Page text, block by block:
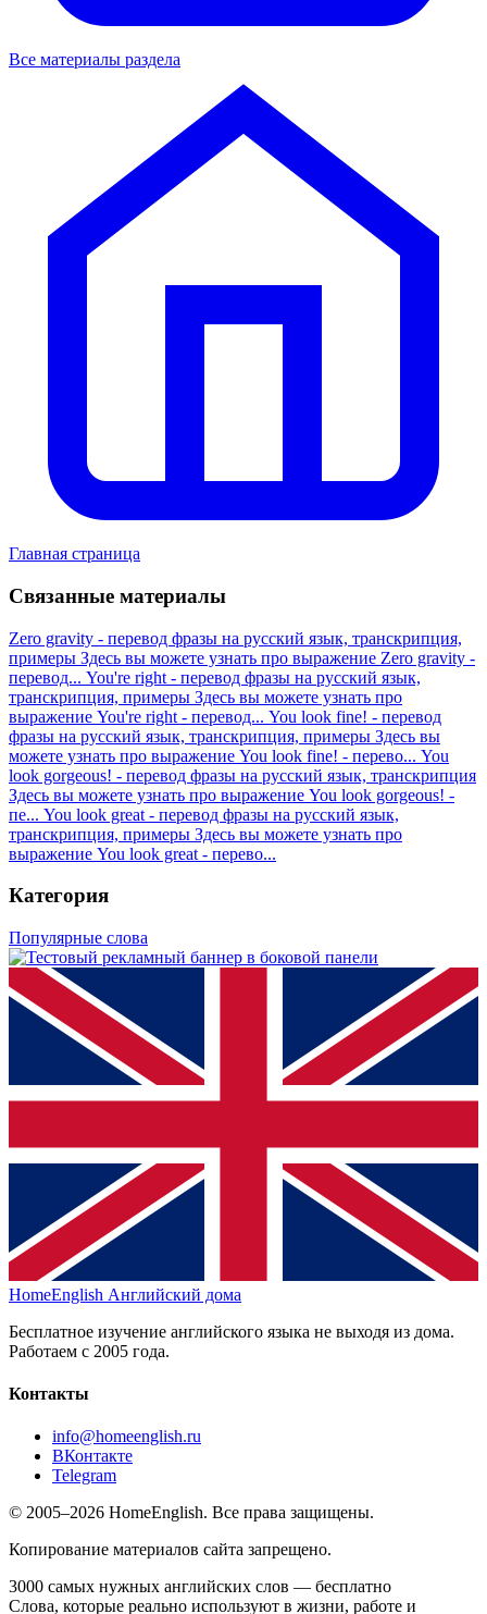
Все материалы раздела
Главная страница
Связанные материалы
Zero gravity - перевод фразы на русский язык, транскрипция,
примеры Здесь вы можете узнать про выражение Zero gravity -
перевод... You're right - перевод фразы на русский язык,
транскрипция, примеры Здесь вы можете узнать про
выражение You're right - перевод... You look fine! - перевод
фразы на русский язык, транскрипция, примеры Здесь вы
можете узнать про выражение You look fine! - перево... You
look gorgeous! - перевод фразы на русский язык, транскрипция
Здесь вы можете узнать про выражение You look gorgeous! -
пе... You look great - перевод фразы на русский язык,
транскрипция, примеры Здесь вы можете узнать про
выражение You look great - перево...
Категория
Популярные слова
HomeEnglish Английский дома
Бесплатное изучение английского языка не выходя из дома.
Работаем с 2005 года.
Контакты
info@homeenglish.ru
ВКонтакте
Telegram
© 2005–2026 HomeEnglish. Все права защищены.
Копирование материалов сайта запрещено.
3000 самых нужных английских слов — бесплатно
Слова, которые реально используют в жизни, работе и